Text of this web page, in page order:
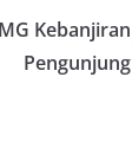
Kebanjiran
Pengunjung